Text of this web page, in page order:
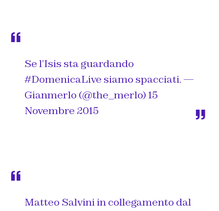
Se l’Isis sta guardando
#DomenicaLive siamo spacciati. —
Gianmerlo (@the_merlo)15
Novembre 2015
Matteo Salvini in collegamento dal